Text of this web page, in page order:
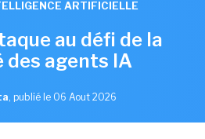
ARTIFICIELLE
au défi de la
des agents IA
, publié le 06 Aout 2026